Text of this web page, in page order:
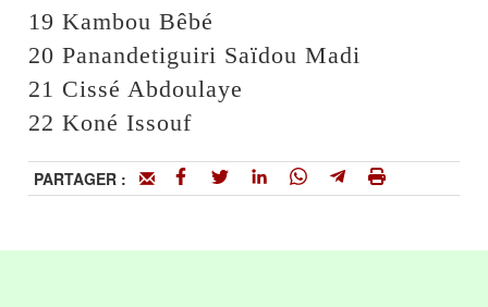
19 Kambou Bêbé
20 Panandetiguiri Saïdou Madi
21 Cissé Abdoulaye
22 Koné Issouf
PARTAGER :